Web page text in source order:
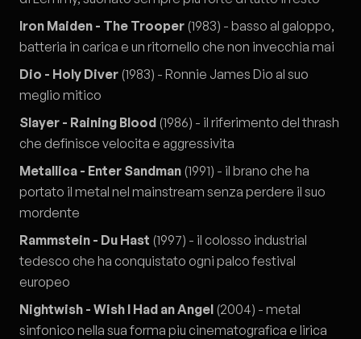
Iron Maiden - The Trooper (1983) - basso al galoppo,
batteria in carica e un ritornello che non invecchia mai
Dio - Holy Diver (1983) - Ronnie James Dio al suo
meglio mitico
Slayer - Raining Blood (1986) - il riferimento del thrash
che definisce velocita e aggressivita
Metallica - Enter Sandman (1991) - il brano che ha
portato il metal nel mainstream senza perdere il suo
mordente
Rammstein - Du Hast (1997) - il colosso industrial
tedesco che ha conquistato ogni palco festival
europeo
Nightwish - Wish I Had an Angel (2004) - metal
sinfonico nella sua forma piu cinematografica e lirica